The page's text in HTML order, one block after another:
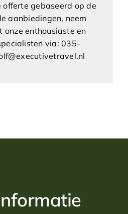
offerte gebaseerd op de
aanbiedingen, neem
onze enthousiaste en
via: 035-